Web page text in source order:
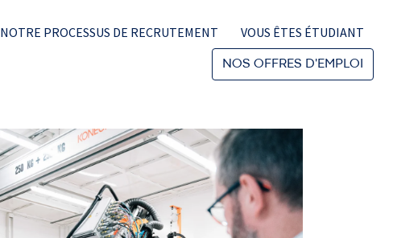
NOTRE PROCESSUS DE RECRUTEMENT VOUS ÊTES ÉTUDIANT
NOS OFFRES D'EMPLOI